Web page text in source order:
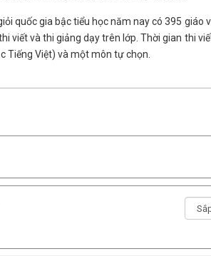
quốc gia bậc tiểu học năm nay có 395
viết và thi giảng dạy trên lớp. Thời gian thi
Tiếng Việt) và một môn tự chọn.